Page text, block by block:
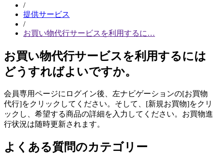
/
提供サービス
/
お買い物代行サービスを利用するに…
お買い物代行サービスを利用するには
どうすればよいですか。
会員専用ページにログイン後、左ナビゲーションの[お買物
代行]をクリックしてください。そして、[新規お買物]をクリ
ックし、希望する商品の詳細を入力してください。お買物進
行状況は随時更新されます。
よくある質問のカテゴリー